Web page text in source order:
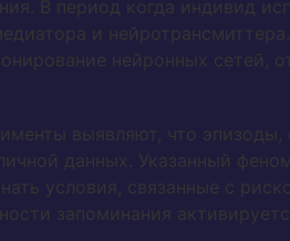
В период когда индивид
и
нейронных сетей,
выявляют, что
данных. Указанный
условия, связанные с
запоминания